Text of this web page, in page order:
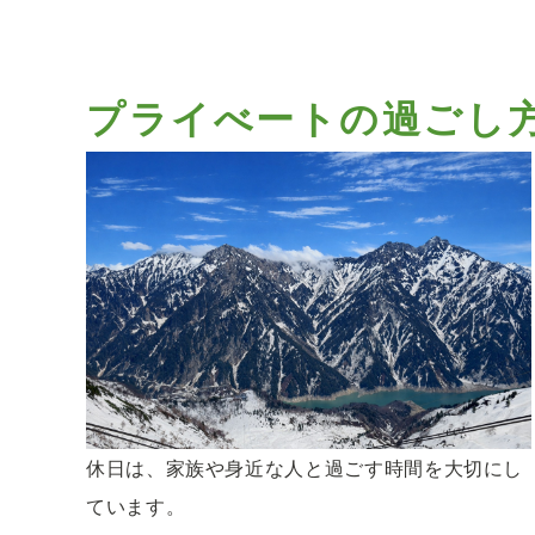
プライべートの過ごし
休日は、家族や身近な人と過ごす時間を大切にし
ています。